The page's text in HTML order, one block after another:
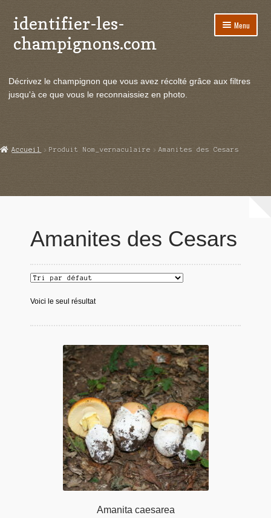
Aller
à
la
Aller
au
contenu
identifier-les-
champignons.com
Menu
le
Actualités
Echanges et contacts
Décrivez le champignon que vous avez récolté grâce aux filtres
jusqu'à ce que vous le reconnaissiez en photo.
Accueil Produit Nom_vernaculaire Amanites des Cesars
Amanites des Cesars
Voici le seul résultat
Amanita caesarea